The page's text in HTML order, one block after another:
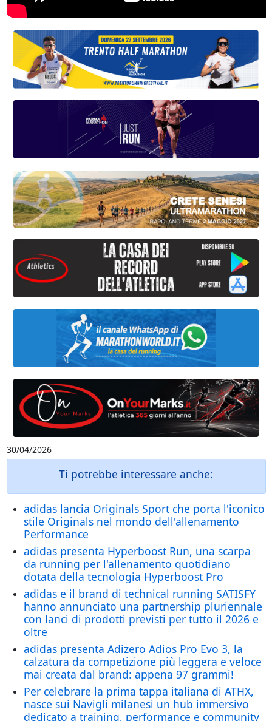
30/04/2026
Ti potrebbe interessare anche:
adidas lancia Originals Sport che porta l'iconico
stile Originals nel mondo dell'allenamento
Performance
adidas presenta Hyperboost Run, una scarpa
da running per l'allenamento quotidiano
dotata della tecnologia Hyperboost Pro
adidas e il brand di technical running SATISFY
hanno annunciato una partnership pluriennale
con lanci di prodotti previsti per tutto il 2026 e
oltre
adidas presenta Adizero Adios Pro Evo 3, la
calzatura da competizione più leggera e veloce
mai creata dal brand: appena 97 grammi!
Per celebrare la prima tappa italiana di ATHX,
nasce sui Navigli milanesi un hub immersivo
dedicato a training, performance e community